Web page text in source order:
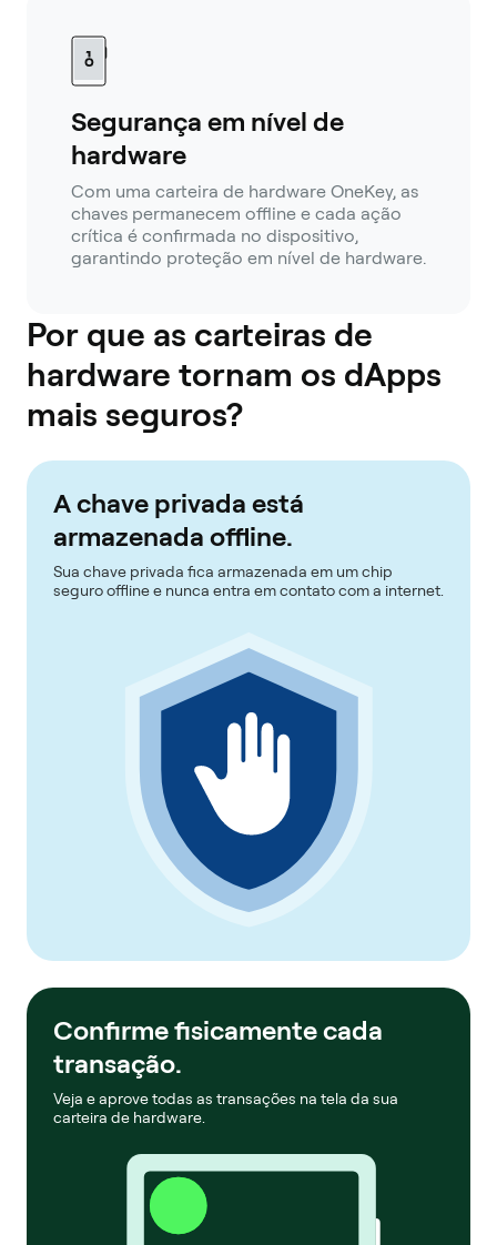
Segurança em nível de
hardware
Com uma carteira de hardware OneKey, as
chaves permanecem offline e cada ação
crítica é confirmada no dispositivo,
garantindo proteção em nível de hardware.
Por que as carteiras de
hardware tornam os dApps
mais seguros?
A chave privada está
armazenada offline.
Sua chave privada fica armazenada em um chip
seguro offline e nunca entra em contato com a internet.
Confirme fisicamente cada
transação.
Veja e aprove todas as transações na tela da sua
carteira de hardware.